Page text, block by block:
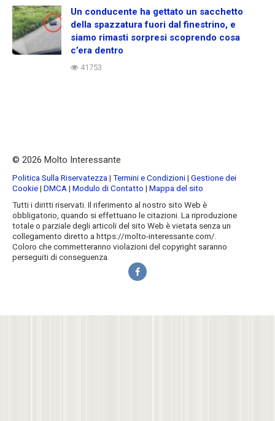
Un conducente ha gettato un sacchetto
della spazzatura fuori dal finestrino, e
siamo rimasti sorpresi scoprendo cosa
c’era dentro
41753
© 2026 Molto Interessante
Politica Sulla Riservatezza| Termini e Condizioni| Gestione dei
Cookie| DMCA| Modulo di Contatto | Mappa del sito
Tutti i diritti riservati. Il riferimento al nostro sito Web è
obbligatorio, quando si effettuano le citazioni. La riproduzione
totale o parziale degli articoli del sito Web è vietata senza un
collegamento diretto a https://molto-interessante.com/.
Coloro che commetteranno violazioni del copyright saranno
perseguiti di conseguenza.